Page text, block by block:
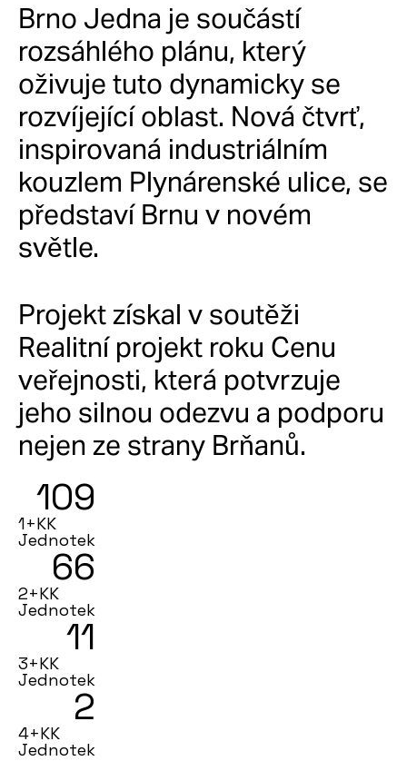
Brno Jedna je součástí
rozsáhlého plánu, který
oživuje tuto dynamicky se
rozvíjející oblast. Nová čtvrť,
inspirovaná industriálním
kouzlem Plynárenské ulice, se
představí Brnu v novém
světle.
Projekt získal v soutěži
Realitní projekt roku Cenu
veřejnosti, která potvrzuje
jeho silnou odezvu a podporu
nejen ze strany Brňanů.
109
1+KK
Jednotek
66
2+KK
Jednotek
11
3+KK
Jednotek
2
4+KK
Jednotek